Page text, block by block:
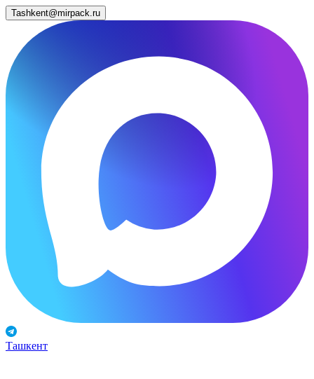
Tashkent@mirpack.ru
Ташкент